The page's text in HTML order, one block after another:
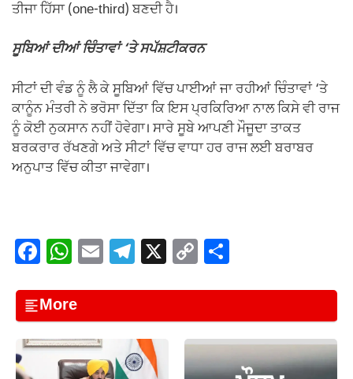
ਤੀਜਾ ਹਿੱਸਾ (one-third) ਬਣਦੀ ਹੈ।
ਸੂਬਿਆਂ ਦੀਆਂ ਚਿੰਤਾਵਾਂ ‘ਤੇ ਸਪੱਸ਼ਟੀਕਰਨ
ਸੀਟਾਂ ਦੀ ਵੰਡ ਨੂੰ ਲੈ ਕੇ ਸੂਬਿਆਂ ਵਿੱਚ ਪਾਈਆਂ ਜਾ ਰਹੀਆਂ ਚਿੰਤਾਵਾਂ ‘ਤੇ
ਕਾਨੂੰਨ ਮੰਤਰੀ ਨੇ ਭਰੋਸਾ ਦਿੱਤਾ ਕਿ ਇਸ ਪ੍ਰਕਿਰਿਆ ਨਾਲ ਕਿਸੇ ਵੀ ਰਾਜ
ਨੂੰ ਕੋਈ ਨੁਕਸਾਨ ਨਹੀਂ ਹੋਵੇਗਾ। ਸਾਰੇ ਸੂਬੇ ਆਪਣੀ ਮੌਜੂਦਾ ਤਾਕਤ
ਬਰਕਰਾਰ ਰੱਖਣਗੇ ਅਤੇ ਸੀਟਾਂ ਵਿੱਚ ਵਾਧਾ ਹਰ ਰਾਜ ਲਈ ਬਰਾਬਰ
ਅਨੁਪਾਤ ਵਿੱਚ ਕੀਤਾ ਜਾਵੇਗਾ।
F
c
e
b
W
at
s
A
E T
gr
a
X C
y
Li
e
More